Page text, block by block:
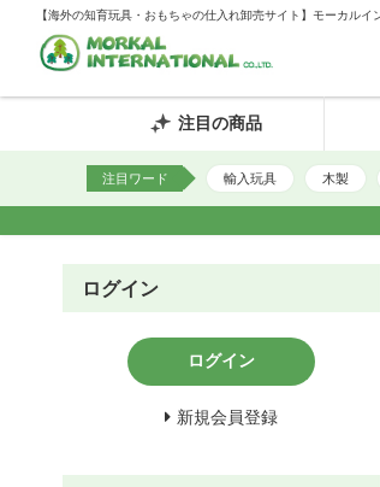
【海外の知育玩具・おもちゃの仕入れ卸売サイト】モーカル
注目の商品
注目ワード 輸入玩具 木製
ログイン
ログイン
新規会員登録